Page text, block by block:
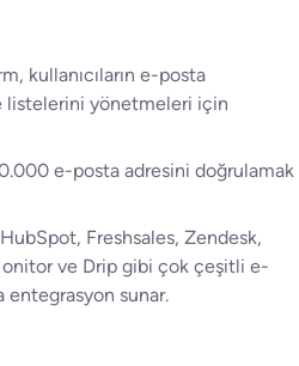
kullanıcıların e-posta
listelerini yönetmeleri için
e-posta adresini doğrulamak
Freshsales, Zendesk,
ve Drip gibi çok çeşitli e-
entegrasyon sunar.